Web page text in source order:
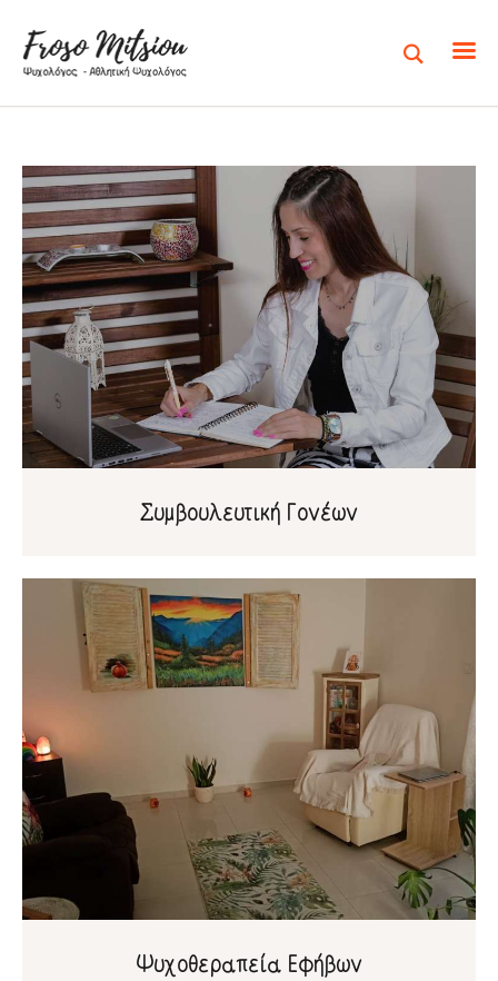
ΑΡΧΙΚΉ
ΣΧΕΤΙΚΆ ΜΕ ΕΜΈΝΑ
ΥΠΗΡΕΣΊΕΣ
ΔΡΑΣΕΙΣ
ΆΡΘΡΑ
Συμβουλευτική Γονέων
Ψυχοθεραπεία Εφήβων